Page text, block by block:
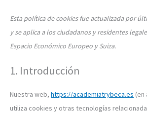
Esta política de cookies fue actualizada por
y se aplica a los ciudadanos y residentes
Espacio Económico Europeo y Suiza.
1. Introducción
Nuestra web, https://academiatrybeca.es (en
utiliza cookies y otras tecnologías